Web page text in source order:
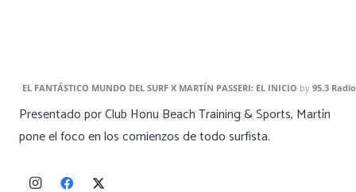
EL FANTÁSTICO MUNDO DEL SURF X MARTÍN PASSERI: EL INICIO by 95.3 Radio
Presentado por Club Honu Beach Training & Sports, Martín
pone el foco en los comienzos de todo surfista.